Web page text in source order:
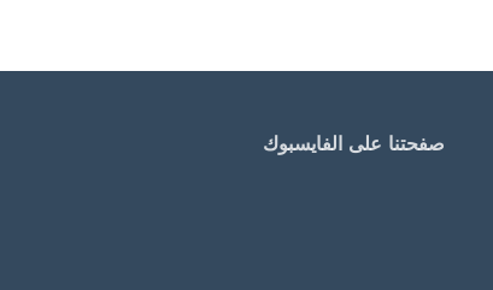
صفحتنا على الفايسبوك